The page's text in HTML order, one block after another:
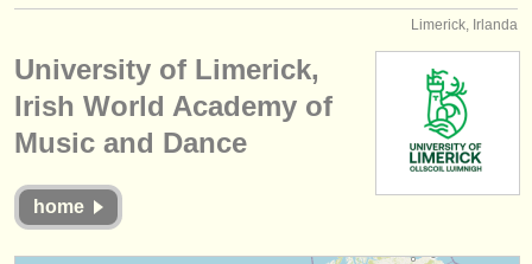
cursillos
concursos
instrumentos en venta
instrumentos robados
Limerick, Irlanda
University of Limerick,
Irish World Academy of
Music and Dance
home